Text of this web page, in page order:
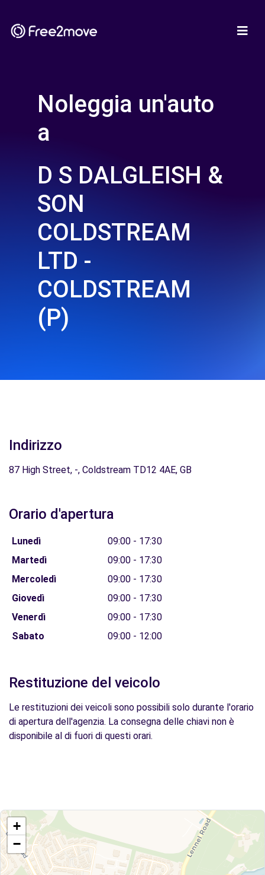
Noleggia un'auto
a
D S DALGLEISH &
SON
COLDSTREAM
LTD -
COLDSTREAM
(P)
Indirizzo
87 High Street, -, Coldstream TD12 4AE, GB
Orario d'apertura
Lunedì
09:00 - 17:30
Martedì
09:00 - 17:30
Mercoledì
09:00 - 17:30
Giovedì
09:00 - 17:30
Venerdì
09:00 - 17:30
Sabato
09:00 - 12:00
Restituzione del veicolo
Le restituzioni dei veicoli sono possibili solo durante l'orario
di apertura dell'agenzia. La consegna delle chiavi non è
disponibile al di fuori di questi orari.
+
−